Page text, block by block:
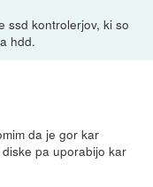
ssd kontrolerjov, ki so
hdd.
da je gor kar
pa uporabijo kar